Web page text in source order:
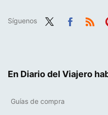
Síguenos
En Diario del Viajero
Guías de compra